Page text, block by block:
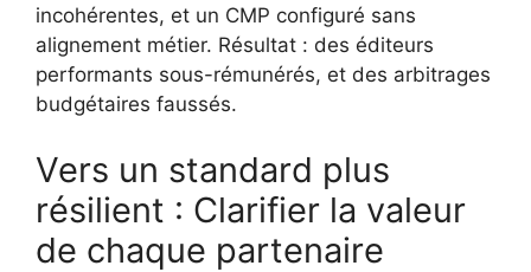
incohérentes, et un CMP configuré sans
alignement métier. Résultat : des éditeurs
performants sous-rémunérés, et des arbitrages
budgétaires faussés.
Vers un standard plus
résilient : Clarifier la valeur
de chaque partenaire